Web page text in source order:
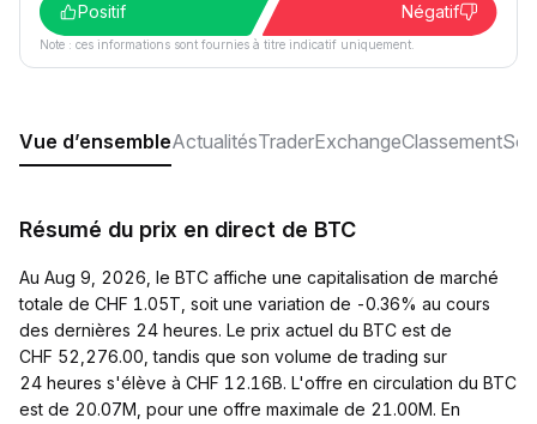
Positif
Négatif
Note : ces informations sont fournies à titre indicatif uniquement.
Vue d’ensembleActualitésTraderExchangeClassement
Résumé du prix en direct de BTC
Au Aug 9, 2026, le BTC affiche une capitalisation de marché
totale de CHF 1.05T, soit une variation de -0.36% au cours
des dernières 24 heures. Le prix actuel du BTC est de
CHF 52,276.00, tandis que son volume de trading sur
24 heures s'élève à CHF 12.16B. L'offre en circulation du BTC
est de 20.07M, pour une offre maximale de 21.00M. En